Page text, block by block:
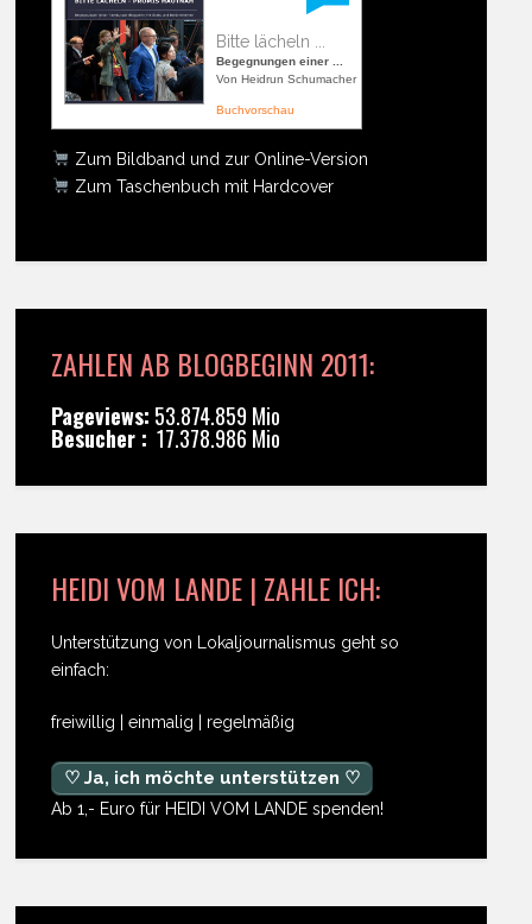
Bitte lächeln ...
Begegnungen einer ...
Von Heidrun Schumacher
Buchvorschau
Zum Bildband und zur Online-Version
Zum Taschenbuch mit Hardcover
ZAHLEN AB BLOGBEGINN 2011:
Pageviews: 53.874.859 Mio
Besucher : 17.378.986 Mio
HEIDI VOM LANDE | ZAHLE ICH:
Unterstützung von Lokaljournalismus geht so
einfach:
freiwillig | einmalig | regelmäßig
♡ Ja, ich möchte unterstützen ♡
Ab 1,- Euro für HEIDI VOM LANDE spenden!